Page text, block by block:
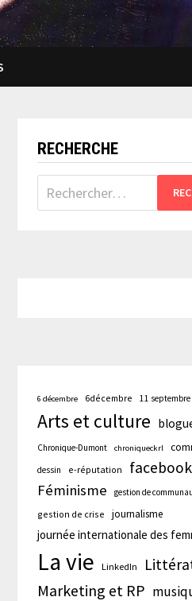
RECHERCHE
Rechercher :
6 décembre 6décembre 11 septembre
Arts et culture
Chronique-Dumont chroniqueckrl
dessin e-réputation facebook
Féminisme gestion de
gestion de crise journalisme
journée internationale des
La vie LinkedIn
Marketing et RP